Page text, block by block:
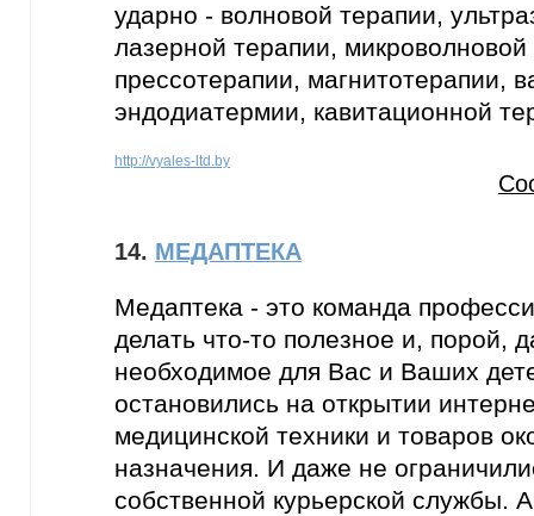
ударно - волновой терапии,
лазерной терапии, микроволновой
прессотерапии, магнитотерапии,
эндодиатермии, кавитационной
http://vyales-ltd.by
14. МЕДАПТЕКА
Медаптека - это команда
делать что-то полезное и, порой,
необходимое для Вас и Ваших
остановились на открытии
медицинской техники и товаров
назначения. И даже не
собственной курьерской службы.